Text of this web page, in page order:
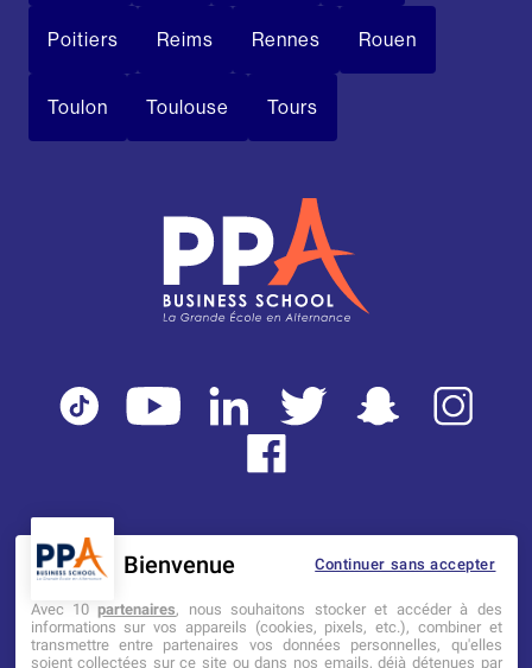
Poitiers Reims Rennes Rouen
Toulon Toulouse Tours
Mentions légales Tarifs CGI
Établissement d’Enseignement
Continuer sans accepter
Bienvenue
Avec 10partenaires, nous souhaitons stocker et accéder à des
informations sur vos appareils (cookies, pixels, etc.), combiner et
transmettre entre partenaires vos données personnelles, qu'elles
soient collectées sur ce site ou dans nos emails, déjà détenues par